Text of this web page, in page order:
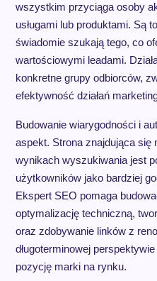
wszystkim przyciąga osoby
usługami lub produktami. Są
świadomie szukają tego, co
wartościowymi leadami.
konkretne grupy odbiorców,
efektywność działań
Budowanie wiarygodności i
aspekt. Strona znajdująca
wynikach wyszukiwania jest
użytkowników jako bardziej
Ekspert SEO pomaga
optymalizację techniczną,
oraz zdobywanie linków z
długoterminowej
pozycję marki na rynku.